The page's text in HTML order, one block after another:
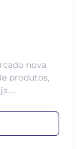
nova
produtos,